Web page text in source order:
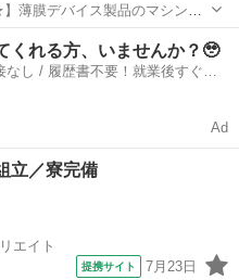
薄膜デバイス製品のマシンオ
躍中◎年間休日184日でプライ
カー通勤可★《山形県酒田市》
くれる方、いませんか？🥹
し / 履歴書不要！就業後すぐに
Ad
立／寮完備
エイト
提携サイト 7月23日